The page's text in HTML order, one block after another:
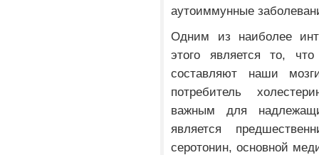
аутоиммунные
Одним из наиболее
этого является то,
составляют наши
потребитель
важным для
является
серотонин, основной